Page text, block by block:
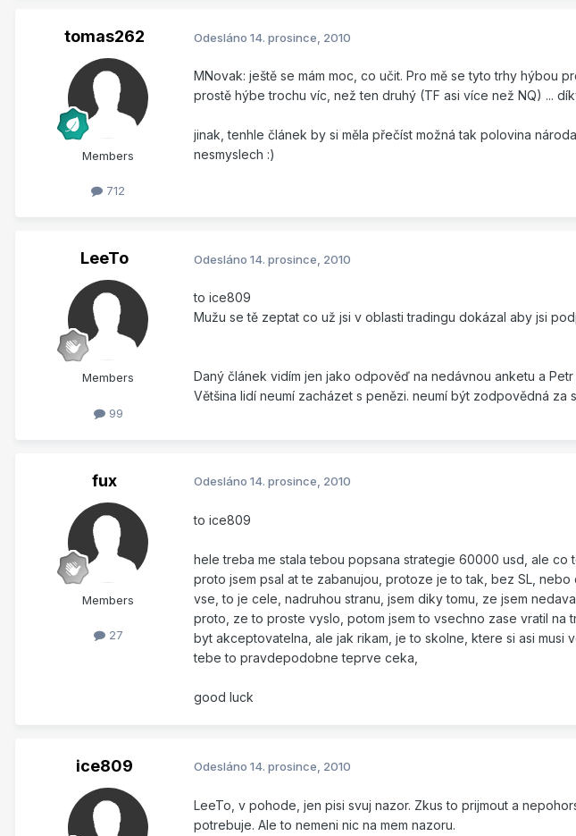
tomas262
Members
712
Odesláno 14. prosince, 2010
MNovak: ještě se mám moc, co učit. Pro mě se tyto trhy hýbou
prostě hýbe trochu víc, než ten druhý (TF asi více než NQ) ...
jinak, tenhle článek by si měla přečíst možná tak polovina
nesmyslech :)
LeeTo
Members
99
Odesláno 14. prosince, 2010
to ice809
Mužu se tě zeptat co už jsi v oblasti tradingu dokázal aby jsi
Daný článek vidím jen jako odpověď na nedávnou anketu a
Většina lidí neumí zacházet s penězi. neumí být zodpovědná za
fux
Members
27
Odesláno 14. prosince, 2010
to ice809
hele treba me stala tebou popsana strategie 60000 usd, ale co
proto jsem psal at te zabanujou, protoze je to tak, bez SL,
vse, to je cele, nadruhou stranu, jsem diky tomu, ze jsem
proto, ze to proste vyslo, potom jsem to vsechno zase vratil na
byt akceptovatelna, ale jak rikam, je to skolne, ktere si asi musi
tebe to pravdepodobne teprve ceka,
good luck
ice809 Odesláno 14. prosince, 2010
LeeTo, v pohode, jen pisi svuj nazor. Zkus to prijmout a
potrebuje. Ale to nemeni nic na mem nazoru.